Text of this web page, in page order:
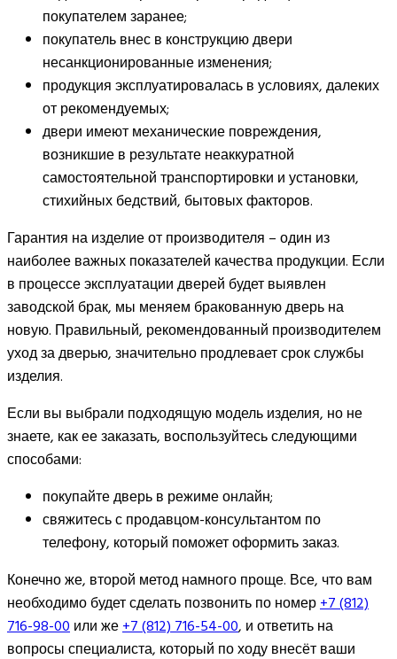
покупателем заранее;
покупатель внес в конструкцию двери
несанкционированные изменения;
продукция эксплуатировалась в условиях, далеких
от рекомендуемых;
двери имеют механические повреждения,
возникшие в результате неаккуратной
самостоятельной транспортировки и установки,
стихийных бедствий, бытовых факторов.
Гарантия на изделие от производителя – один из
наиболее важных показателей качества продукции. Если
в процессе эксплуатации дверей будет выявлен
заводской брак, мы меняем бракованную дверь на
новую. Правильный, рекомендованный производителем
уход за дверью, значительно продлевает срок службы
изделия.
Если вы выбрали подходящую модель изделия, но не
знаете, как ее заказать, воспользуйтесь следующими
способами:
покупайте дверь в режиме онлайн;
свяжитесь с продавцом-консультантом по
телефону, который поможет оформить заказ.
Конечно же, второй метод намного проще. Все, что вам
необходимо будет сделать позвонить по номер+7 (812)
716-98-00или же+7 (812) 716-54-00, и ответить на
вопросы специалиста, который по ходу внесёт ваши